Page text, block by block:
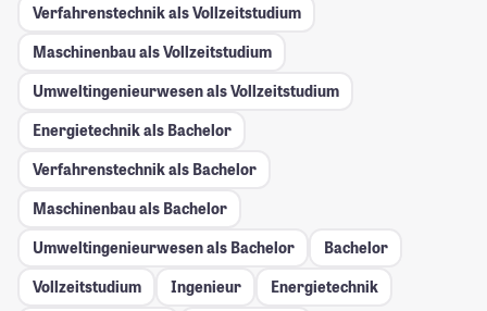
Verfahrenstechnik als Vollzeitstudium
Maschinenbau als Vollzeitstudium
Umweltingenieurwesen als Vollzeitstudium
Energietechnik als Bachelor
Verfahrenstechnik als Bachelor
Maschinenbau als Bachelor
Umweltingenieurwesen als Bachelor
Bachelor
Vollzeitstudium
Ingenieur
Energietechnik